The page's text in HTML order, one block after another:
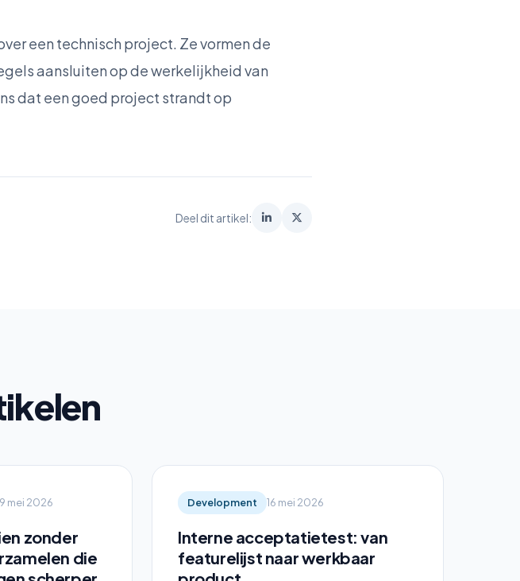
een technisch project. Ze vormen de
aansluiten op de werkelijkheid van
dat een goed project strandt op
Deel dit artikel:
mei 2026
zonder
die
Development 16 mei 2026
Interne acceptatietest: van
featurelijst naar werkbaar